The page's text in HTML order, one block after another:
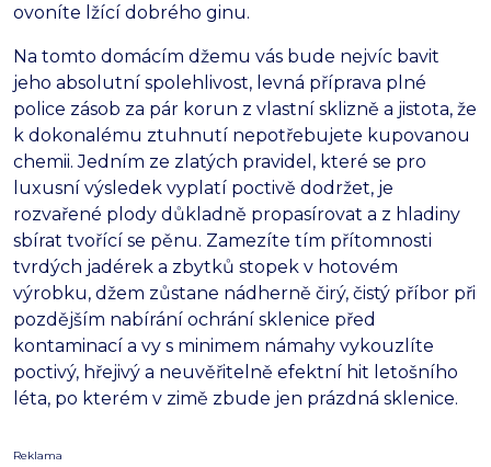
ovoníte lžící dobrého ginu.
Na tomto domácím džemu vás bude nejvíc bavit
jeho absolutní spolehlivost, levná příprava plné
police zásob za pár korun z vlastní sklizně a jistota, že
k dokonalému ztuhnutí nepotřebujete kupovanou
chemii. Jedním ze zlatých pravidel, které se pro
luxusní výsledek vyplatí poctivě dodržet, je
rozvařené plody důkladně propasírovat a z hladiny
sbírat tvořící se pěnu. Zamezíte tím přítomnosti
tvrdých jadérek a zbytků stopek v hotovém
výrobku, džem zůstane nádherně čirý, čistý příbor při
pozdějším nabírání ochrání sklenice před
kontaminací a vy s minimem námahy vykouzlíte
poctivý, hřejivý a neuvěřitelně efektní hit letošního
léta, po kterém v zimě zbude jen prázdná sklenice.
Reklama